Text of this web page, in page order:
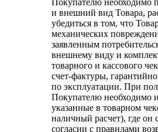
и внешний вид Товара,
убедиться в том, что
механических
заявленным
внешнему виду и
товарного и кассового
счет-фактуры,
по эксплуатации. При
Покупателю необходимо
указанные в товарном
наличный расчет), где он
согласии с правилами